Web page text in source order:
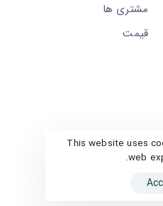
مشتری ها
قیمت
This website uses
web